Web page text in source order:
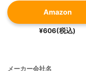
Amazon
¥606(税込)
メーカー会社名